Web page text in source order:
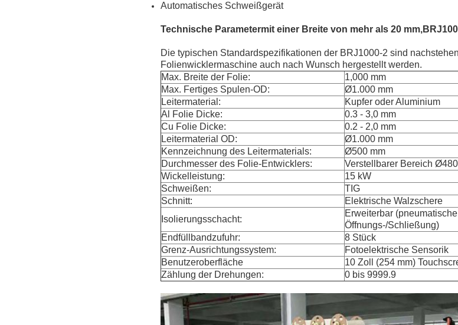
Automatisches Schweißgerät
Technische Parametermit einer Breite von mehr als 20 mm,
Die typischen Standardspezifikationen der BRJ1000-2 sind
Folienwicklermaschine auch nach Wunsch hergestellt werden.
Max. Breite der Folie:
1,000 mm
Max. Fertiges Spulen-OD:
Ø1.000 mm
Leitermaterial:
Kupfer oder Aluminium
Al Folie Dicke:
0.3 - 3,0 mm
Cu Folie Dicke:
0.2 - 2,0 mm
Leitermaterial OD:
Ø1.000 mm
Kennzeichnung des Leitermaterials:
Ø500 mm
Durchmesser des Folie-Entwicklers:
Verstellbarer Bereich
Wickelleistung:
15 kW
Schweißen:
TIG
Schnitt:
Elektrische Walzschere
Isolierungsschacht:
Erweiterbar (pneumatische
Öffnungs-/Schließung)
Endfüllbandzufuhr:
8 Stück
Grenz-Ausrichtungssystem:
Fotoelektrische Sensorik
Benutzeroberfläche
10 Zoll (254 mm)
Zählung der Drehungen:
0 bis 9999.9